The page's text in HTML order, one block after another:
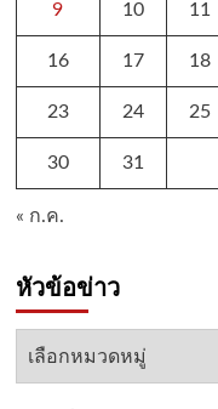
9 10 11
16 17 18
23 24 25
30 31
« ก.ค.
หัวข้อข่าว
หัวข้อ